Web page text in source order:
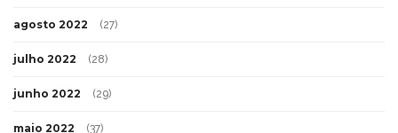
agosto 2022 (27)
julho 2022 (28)
junho 2022 (29)
maio 2022 (37)